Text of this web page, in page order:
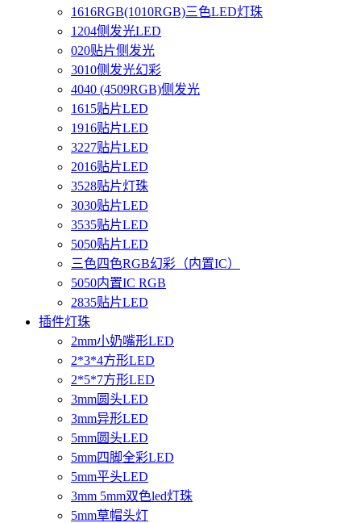
1616RGB(1010RGB)三色LED灯珠
1204侧发光LED
020贴片侧发光
3010侧发光幻彩
4040 (4509RGB)侧发光
1615贴片LED
1916贴片LED
3227贴片LED
2016贴片LED
3528贴片灯珠
3030贴片LED
3535贴片LED
5050贴片LED
三色四色RGB幻彩（内置IC）
5050内置IC RGB
2835贴片LED
插件灯珠
2mm小奶嘴形LED
2*3*4方形LED
2*5*7方形LED
3mm圆头LED
3mm异形LED
5mm圆头LED
5mm四脚全彩LED
5mm平头LED
3mm 5mm双色led灯珠
5mm草帽头灯